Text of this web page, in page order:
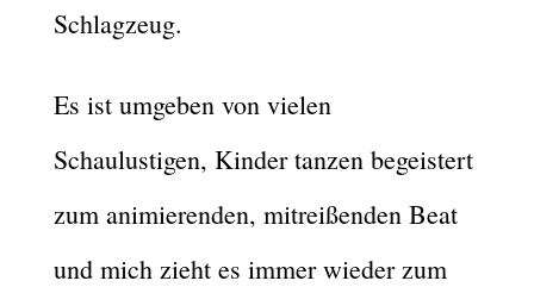
Schlagzeug.
Es ist umgeben von vielen
Schaulustigen, Kinder tanzen begeistert
zum animierenden, mitreißenden Beat
und mich zieht es immer wieder zum